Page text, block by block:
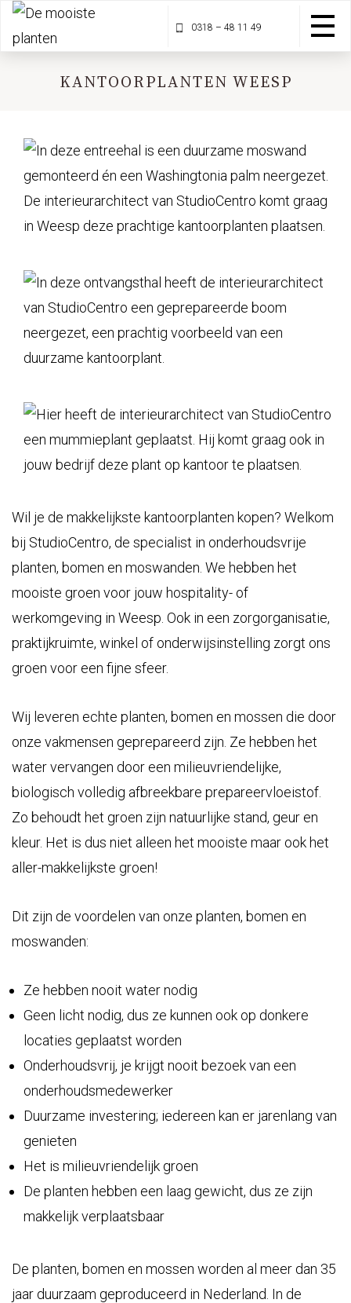
0318 – 48 11 49
KANTOORPLANTEN WEESP
Wil je de makkelijkste kantoorplanten kopen? Welkom
bij StudioCentro, de specialist in onderhoudsvrije
planten, bomen en moswanden. We hebben het
mooiste groen voor jouw hospitality- of
werkomgeving in Weesp. Ook in een zorgorganisatie,
praktijkruimte, winkel of onderwijsinstelling zorgt ons
groen voor een fijne sfeer.
Wij leveren echte planten, bomen en mossen die door
onze vakmensen geprepareerd zijn. Ze hebben het
water vervangen door een milieuvriendelijke,
biologisch volledig afbreekbare prepareervloeistof.
Zo behoudt het groen zijn natuurlijke stand, geur en
kleur. Het is dus niet alleen het mooiste maar ook het
aller-makkelijkste groen!
Dit zijn de voordelen van onze planten, bomen en
moswanden:
Ze hebben nooit water nodig
Geen licht nodig, dus ze kunnen ook op donkere
locaties geplaatst worden
Onderhoudsvrij, je krijgt nooit bezoek van een
onderhoudsmedewerker
Duurzame investering; iedereen kan er jarenlang van
genieten
Het is milieuvriendelijk groen
De planten hebben een laag gewicht, dus ze zijn
makkelijk verplaatsbaar
De planten, bomen en mossen worden al meer dan 35
jaar duurzaam geproduceerd in Nederland. In de